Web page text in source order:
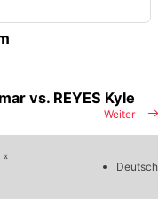
Weiter
vs. REYES Kyle
Deutsch